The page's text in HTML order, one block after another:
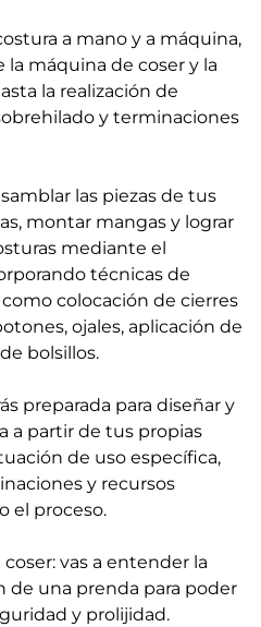
a mano y a máquina,
máquina de coser y la
la realización de
y terminaciones
las piezas de tus
montar mangas y lograr
mediante el
técnicas de
colocación de cierres
ojales, aplicación de
bolsillos.
preparada para diseñar y
a partir de tus propias
de uso específica,
y recursos
el proceso.
vas a entender la
de una prenda para poder
y prolijidad.